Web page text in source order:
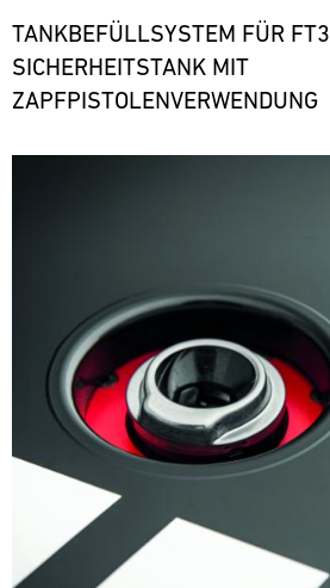
TANKBEFÜLLSYSTEM FÜR FT3
SICHERHEITSTANK MIT
ZAPFPISTOLENVERWENDUNG